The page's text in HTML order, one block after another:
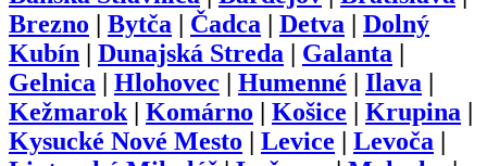
Brezno
Bytča Čadca Detva
Dolný
Kubín
Dunajská Streda Galanta
Gelnica
Hlohovec Humenné Ilava
Kežmarok| Komárno Košice Krupina
Kysucké Nové Mesto
Levice Levoča